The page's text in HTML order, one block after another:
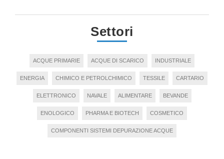
Settori
ACQUE PRIMARIE ACQUE DI SCARICO INDUSTRIALE
ENERGIA CHIMICO E PETROLCHIMICO TESSILE CARTARIO
ELETTRONICO NAVALE ALIMENTARE BEVANDE
ENOLOGICO PHARMA E BIOTECH COSMETICO
COMPONENTI SISTEMI DEPURAZIONE ACQUE